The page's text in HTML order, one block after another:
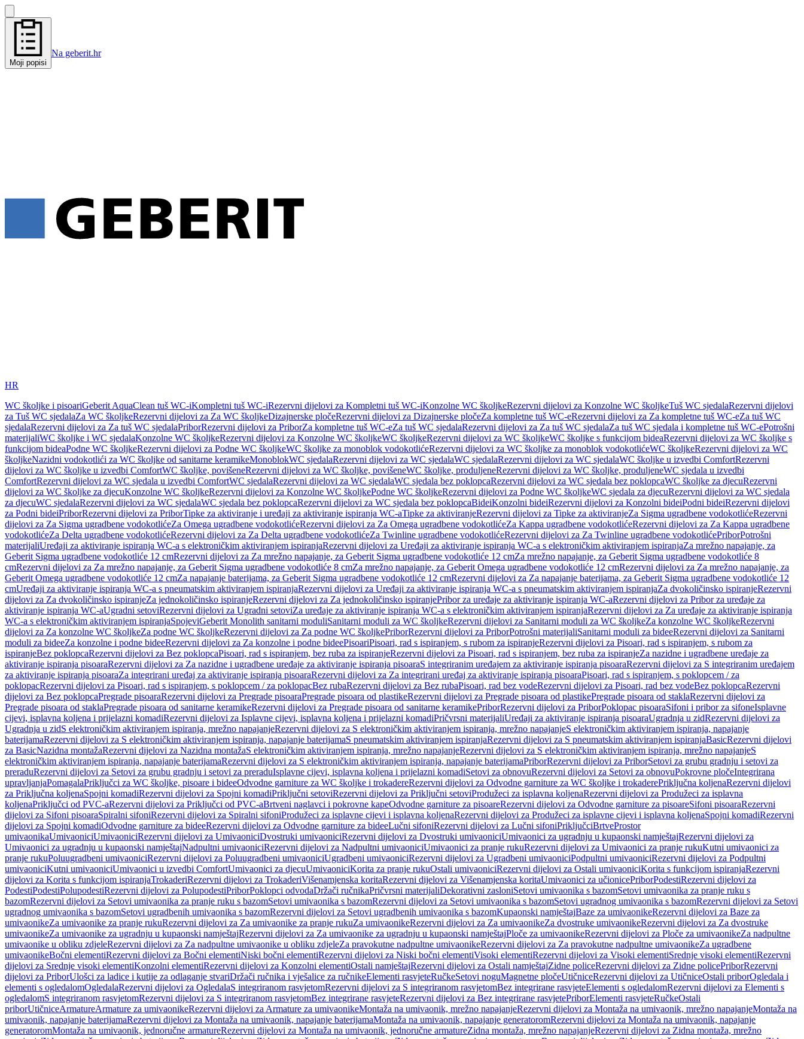
Moji popisi
Na geberit.hr
HR
WC školjke i pisoariGeberit AquaClean tuš WC-iKompletni tuš WC-iRezervni dijelovi za Kompletni tuš WC-iKonzolne WC školjkeRezervni dijelovi za Konzolne WC školjkeTuš WC sjedalaRezervni dijelovi
za Tuš WC sjedalaZa WC školjkeRezervni dijelovi za Za WC školjkeDizajnerske pločeRezervni dijelovi za Dizajnerske pločeZa kompletne tuš WC-eRezervni dijelovi za Za kompletne tuš WC-eZa tuš WC
sjedalaRezervni dijelovi za Za tuš WC sjedalaPriborRezervni dijelovi za PriborZa kompletne tuš WC-eZa tuš WC sjedalaRezervni dijelovi za Za tuš WC sjedalaZa tuš WC sjedala i kompletne tuš WC-ePotrošni
materijaliWC školjke i WC sjedalaKonzolne WC školjkeRezervni dijelovi za Konzolne WC školjkeWC školjkeRezervni dijelovi za WC školjkeWC školjke s funkcijom bideaRezervni dijelovi za WC školjke s
funkcijom bideaPodne WC školjkeRezervni dijelovi za Podne WC školjkeWC školjke za monoblok vodokotlićeRezervni dijelovi za WC školjke za monoblok vodokotlićeWC školjkeRezervni dijelovi za WC
školjkeNazidni vodokotlići za WC školjke od sanitarne keramikeMonoblokWC sjedalaRezervni dijelovi za WC sjedalaWC sjedalaRezervni dijelovi za WC sjedalaWC školjke u izvedbi ComfortRezervni
dijelovi za WC školjke u izvedbi ComfortWC školjke, povišeneRezervni dijelovi za WC školjke, povišeneWC školjke, produljeneRezervni dijelovi za WC školjke, produljeneWC sjedala u izvedbi
ComfortRezervni dijelovi za WC sjedala u izvedbi ComfortWC sjedalaRezervni dijelovi za WC sjedalaWC sjedala bez poklopcaRezervni dijelovi za WC sjedala bez poklopcaWC školjke za djecuRezervni
dijelovi za WC školjke za djecuKonzolne WC školjkeRezervni dijelovi za Konzolne WC školjkePodne WC školjkeRezervni dijelovi za Podne WC školjkeWC sjedala za djecuRezervni dijelovi za WC sjedala
za djecuWC sjedalaRezervni dijelovi za WC sjedalaWC sjedala bez poklopcaRezervni dijelovi za WC sjedala bez poklopcaBideiKonzolni bideiRezervni dijelovi za Konzolni bideiPodni bideiRezervni dijelovi
za Podni bideiPriborRezervni dijelovi za PriborTipke za aktiviranje i uređaji za aktiviranje ispiranja WC-aTipke za aktiviranjeRezervni dijelovi za Tipke za aktiviranjeZa Sigma ugradbene vodokotlićeRezervni
dijelovi za Za Sigma ugradbene vodokotlićeZa Omega ugradbene vodokotlićeRezervni dijelovi za Za Omega ugradbene vodokotlićeZa Kappa ugradbene vodokotlićeRezervni dijelovi za Za Kappa ugradbene
vodokotlićeZa Delta ugradbene vodokotlićeRezervni dijelovi za Za Delta ugradbene vodokotlićeZa Twinline ugradbene vodokotlićeRezervni dijelovi za Za Twinline ugradbene vodokotlićePriborPotrošni
materijaliUređaji za aktiviranje ispiranja WC-a s elektroničkim aktiviranjem ispiranjaRezervni dijelovi za Uređaji za aktiviranje ispiranja WC-a s elektroničkim aktiviranjem ispiranjaZa mrežno napajanje, za
Geberit Sigma ugradbene vodokotliće 12 cmRezervni dijelovi za Za mrežno napajanje, za Geberit Sigma ugradbene vodokotliće 12 cmZa mrežno napajanje, za Geberit Sigma ugradbene vodokotliće 8
cmRezervni dijelovi za Za mrežno napajanje, za Geberit Sigma ugradbene vodokotliće 8 cmZa mrežno napajanje, za Geberit Omega ugradbene vodokotliće 12 cmRezervni dijelovi za Za mrežno napajanje, za
Geberit Omega ugradbene vodokotliće 12 cmZa napajanje baterijama, za Geberit Sigma ugradbene vodokotliće 12 cmRezervni dijelovi za Za napajanje baterijama, za Geberit Sigma ugradbene vodokotliće 12
cmUređaji za aktiviranje ispiranja WC-a s pneumatskim aktiviranjem ispiranjaRezervni dijelovi za Uređaji za aktiviranje ispiranja WC-a s pneumatskim aktiviranjem ispiranjaZa dvokoličinsko ispiranjeRezervni
dijelovi za Za dvokoličinsko ispiranjeZa jednokoličinsko ispiranjeRezervni dijelovi za Za jednokoličinsko ispiranjePribor za uređaje za aktiviranje ispiranja WC-aRezervni dijelovi za Pribor za uređaje za
aktiviranje ispiranja WC-aUgradni setoviRezervni dijelovi za Ugradni setoviZa uređaje za aktiviranje ispiranja WC-a s elektroničkim aktiviranjem ispiranjaRezervni dijelovi za Za uređaje za aktiviranje ispiranja
WC-a s elektroničkim aktiviranjem ispiranjaSpojeviGeberit Monolith sanitarni moduliSanitarni moduli za WC školjkeRezervni dijelovi za Sanitarni moduli za WC školjkeZa konzolne WC školjkeRezervni
dijelovi za Za konzolne WC školjkeZa podne WC školjkeRezervni dijelovi za Za podne WC školjkePriborRezervni dijelovi za PriborPotrošni materijaliSanitarni moduli za bideeRezervni dijelovi za Sanitarni
moduli za bideeZa konzolne i podne bideeRezervni dijelovi za Za konzolne i podne bideePisoariPisoari, rad s ispiranjem, s rubom za ispiranjeRezervni dijelovi za Pisoari, rad s ispiranjem, s rubom za
ispiranjeBez poklopcaRezervni dijelovi za Bez poklopcaPisoari, rad s ispiranjem, bez ruba za ispiranjeRezervni dijelovi za Pisoari, rad s ispiranjem, bez ruba za ispiranjeZa nazidne i ugradbene uređaje za
aktiviranje ispiranja pisoaraRezervni dijelovi za Za nazidne i ugradbene uređaje za aktiviranje ispiranja pisoaraS integriranim uređajem za aktiviranje ispiranja pisoaraRezervni dijelovi za S integriranim uređajem
za aktiviranje ispiranja pisoaraZa integrirani uređaj za aktiviranje ispiranja pisoaraRezervni dijelovi za Za integrirani uređaj za aktiviranje ispiranja pisoaraPisoari, rad s ispiranjem, s poklopcem / za
poklopacRezervni dijelovi za Pisoari, rad s ispiranjem, s poklopcem / za poklopacBez rubaRezervni dijelovi za Bez rubaPisoari, rad bez vodeRezervni dijelovi za Pisoari, rad bez vodeBez poklopcaRezervni
dijelovi za Bez poklopcaPregrade pisoaraRezervni dijelovi za Pregrade pisoaraPregrade pisoara od plastikeRezervni dijelovi za Pregrade pisoara od plastikePregrade pisoara od staklaRezervni dijelovi za
Pregrade pisoara od staklaPregrade pisoara od sanitarne keramikeRezervni dijelovi za Pregrade pisoara od sanitarne keramikePriborRezervni dijelovi za PriborPoklopac pisoaraSifoni i pribor za sifoneIsplavne
cijevi, isplavna koljena i prijelazni komadiRezervni dijelovi za Isplavne cijevi, isplavna koljena i prijelazni komadiPričvrsni materijaliUređaji za aktiviranje ispiranja pisoaraUgradnja u zidRezervni dijelovi za
Ugradnja u zidS elektroničkim aktiviranjem ispiranja, mrežno napajanjeRezervni dijelovi za S elektroničkim aktiviranjem ispiranja, mrežno napajanjeS elektroničkim aktiviranjem ispiranja, napajanje
baterijamaRezervni dijelovi za S elektroničkim aktiviranjem ispiranja, napajanje baterijamaS pneumatskim aktiviranjem ispiranjaRezervni dijelovi za S pneumatskim aktiviranjem ispiranjaBasicRezervni dijelovi
za BasicNazidna montažaRezervni dijelovi za Nazidna montažaS elektroničkim aktiviranjem ispiranja, mrežno napajanjeRezervni dijelovi za S elektroničkim aktiviranjem ispiranja, mrežno napajanjeS
elektroničkim aktiviranjem ispiranja, napajanje baterijamaRezervni dijelovi za S elektroničkim aktiviranjem ispiranja, napajanje baterijamaPriborRezervni dijelovi za PriborSetovi za grubu gradnju i setovi za
preraduRezervni dijelovi za Setovi za grubu gradnju i setovi za preraduIsplavne cijevi, isplavna koljena i prijelazni komadiSetovi za obnovuRezervni dijelovi za Setovi za obnovuPokrovne pločeIntegrirana
upravljanjaPomagalaPriključci za WC školjke, pisoare i bideeOdvodne garniture za WC školjke i trokadereRezervni dijelovi za Odvodne garniture za WC školjke i trokaderePriključna koljenaRezervni dijelovi
za Priključna koljenaSpojni komadiRezervni dijelovi za Spojni komadiPriključni setoviRezervni dijelovi za Priključni setoviProdužeci za isplavna koljenaRezervni dijelovi za Produžeci za isplavna
koljenaPriključci od PVC-aRezervni dijelovi za Priključci od PVC-aBrtveni naglavci i pokrovne kapeOdvodne garniture za pisoareRezervni dijelovi za Odvodne garniture za pisoareSifoni pisoaraRezervni
dijelovi za Sifoni pisoaraSpiralni sifoniRezervni dijelovi za Spiralni sifoniProdužeci za isplavne cijevi i isplavna koljenaRezervni dijelovi za Produžeci za isplavne cijevi i isplavna koljenaSpojni komadiRezervni
dijelovi za Spojni komadiOdvodne garniture za bideeRezervni dijelovi za Odvodne garniture za bideeLučni sifoniRezervni dijelovi za Lučni sifoniPriključciBrtveProstor
umivaonikaUmivaoniciUmivaoniciRezervni dijelovi za UmivaoniciDvostruki umivaoniciRezervni dijelovi za Dvostruki umivaoniciUmivaonici za ugradnju u kupaonski namještajRezervni dijelovi za
Umivaonici za ugradnju u kupaonski namještajNadpultni umivaoniciRezervni dijelovi za Nadpultni umivaoniciUmivaonici za pranje rukuRezervni dijelovi za Umivaonici za pranje rukuKutni umivaonici za
pranje rukuPoluugradbeni umivaoniciRezervni dijelovi za Poluugradbeni umivaoniciUgradbeni umivaoniciRezervni dijelovi za Ugradbeni umivaoniciPodpultni umivaoniciRezervni dijelovi za Podpultni
umivaoniciKutni umivaoniciUmivaonici u izvedbi ComfortUmivaonici za djecuUmivaoniciKorita za pranje rukuOstali umivaoniciRezervni dijelovi za Ostali umivaoniciKorita s funkcijom ispiranjaRezervni
dijelovi za Korita s funkcijom ispiranjaTrokaderiRezervni dijelovi za TrokaderiVišenamjenska koritaRezervni dijelovi za Višenamjenska koritaUmivaonici za učionicePriborPodestiRezervni dijelovi za
PodestiPodestiPolupodestiRezervni dijelovi za PolupodestiPriborPoklopci odvodaDržači ručnikaPričvrsni materijaliDekorativni zasloniSetovi umivaonika s bazomSetovi umivaonika za pranje ruku s
bazomRezervni dijelovi za Setovi umivaonika za pranje ruku s bazomSetovi umivaonika s bazomRezervni dijelovi za Setovi umivaonika s bazomSetovi ugradnog umivaonika s bazomRezervni dijelovi za Setovi
ugradnog umivaonika s bazomSetovi ugradbenih umivaonika s bazomRezervni dijelovi za Setovi ugradbenih umivaonika s bazomKupaonski namještajBaze za umivaonikeRezervni dijelovi za Baze za
umivaonikeZa umivaonike za pranje rukuRezervni dijelovi za Za umivaonike za pranje rukuZa umivaonikeRezervni dijelovi za Za umivaonikeZa dvostruke umivaonikeRezervni dijelovi za Za dvostruke
umivaonikeZa umivaonike za ugradnju u kupaonski namještajRezervni dijelovi za Za umivaonike za ugradnju u kupaonski namještajPloče za umivaonikeRezervni dijelovi za Ploče za umivaonikeZa nadpultne
umivaonike u obliku zdjeleRezervni dijelovi za Za nadpultne umivaonike u obliku zdjeleZa pravokutne nadpultne umivaonikeRezervni dijelovi za Za pravokutne nadpultne umivaonikeZa ugradbene
umivaonikeBočni elementiRezervni dijelovi za Bočni elementiNiski bočni elementiRezervni dijelovi za Niski bočni elementiVisoki elementiRezervni dijelovi za Visoki elementiSrednje visoki elementiRezervni
dijelovi za Srednje visoki elementiKonzolni elementiRezervni dijelovi za Konzolni elementiOstali namještajRezervni dijelovi za Ostali namještajZidne policeRezervni dijelovi za Zidne policePriborRezervni
dijelovi za PriborUlošci za ladice i kutije za odlaganje stvariDržači ručnika i vješalice za ručnikeElementi rasvjeteRučkeSetovi noguMagnetne pločeUtičniceRezervni dijelovi za UtičniceOstali priborOgledala i
elementi s ogledalomOgledalaRezervni dijelovi za OgledalaS integriranom rasvjetomRezervni dijelovi za S integriranom rasvjetomBez integrirane rasvjeteElementi s ogledalomRezervni dijelovi za Elementi s
ogledalomS integriranom rasvjetomRezervni dijelovi za S integriranom rasvjetomBez integrirane rasvjeteRezervni dijelovi za Bez integrirane rasvjetePriborElementi rasvjeteRučkeOstali
priborUtičniceArmatureArmature za umivaonikeRezervni dijelovi za Armature za umivaonikeMontaža na umivaonik, mrežno napajanjeRezervni dijelovi za Montaža na umivaonik, mrežno napajanjeMontaža na
umivaonik, napajanje baterijamaRezervni dijelovi za Montaža na umivaonik, napajanje baterijamaMontaža na umivaonik, napajanje generatoromRezervni dijelovi za Montaža na umivaonik, napajanje
generatoromMontaža na umivaonik, jednoručne armatureRezervni dijelovi za Montaža na umivaonik, jednoručne armatureZidna montaža, mrežno napajanjeRezervni dijelovi za Zidna montaža, mrežno